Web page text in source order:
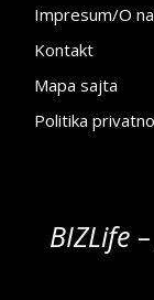
Impresum/O
Kontakt
Mapa sajta
Politika
BIZLife